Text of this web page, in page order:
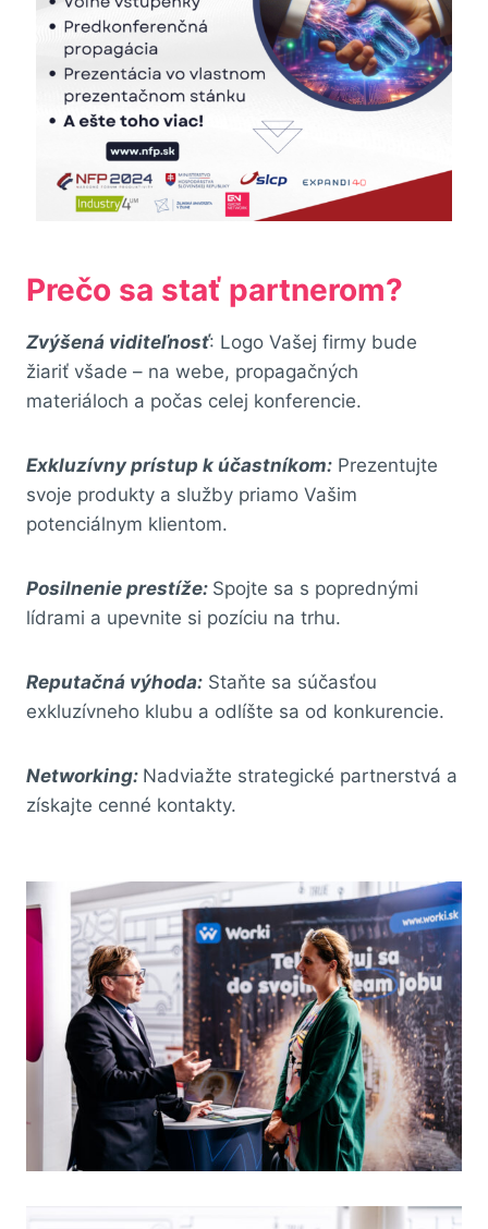
Prečo sa stať partnerom?
Zvýšená viditeľnosť: Logo Vašej firmy bude
žiariť všade – na webe, propagačných
materiáloch a počas celej konferencie.
Exkluzívny prístup k účastníkom: Prezentujte
svoje produkty a služby priamo Vašim
potenciálnym klientom.
Posilnenie prestíže: Spojte sa s poprednými
lídrami a upevnite si pozíciu na trhu.
Reputačná výhoda: Staňte sa súčasťou
exkluzívneho klubu a odlíšte sa od konkurencie.
Networking: Nadviažte strategické partnerstvá a
získajte cenné kontakty.